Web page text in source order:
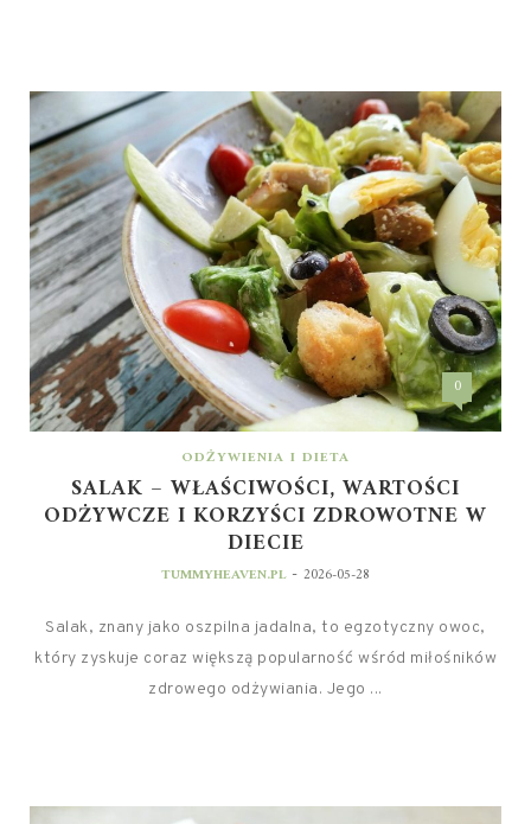
0
ODŻYWIENIA I DIETA
SALAK – WŁAŚCIWOŚCI, WARTOŚCI
ODŻYWCZE I KORZYŚCI ZDROWOTNE W
DIECIE
TUMMYHEAVEN.PL - 2026-05-28
Salak, znany jako oszpilna jadalna, to egzotyczny owoc,
który zyskuje coraz większą popularność wśród miłośników
zdrowego odżywiania. Jego ...